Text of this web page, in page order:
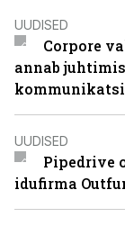
UUDISED
Corpore
annab
UUDISED
Pipedrive
idufirma